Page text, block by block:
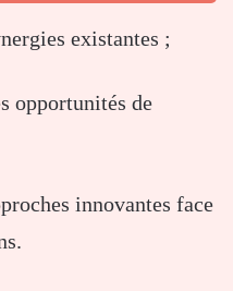
existantes ;
opportunités de
innovantes face